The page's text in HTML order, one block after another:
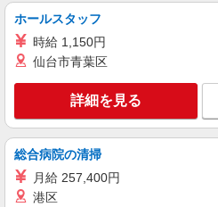
自動車安全部品
月給 220,000
期間3ヵ月（雇用
愛中理化工業
阜県恵那市武並町
キープ
正社員
愛中理化工業株式会社 恵那工場
ホールスタッフ
時給 1,150円
仙台市青葉区
詳細を見る
総合病院の清掃
月給 257,400円
港区